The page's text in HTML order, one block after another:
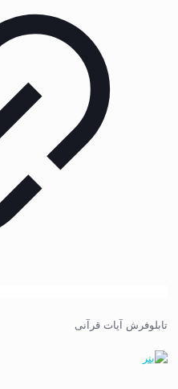
تابلوفرش آیات قرآنی